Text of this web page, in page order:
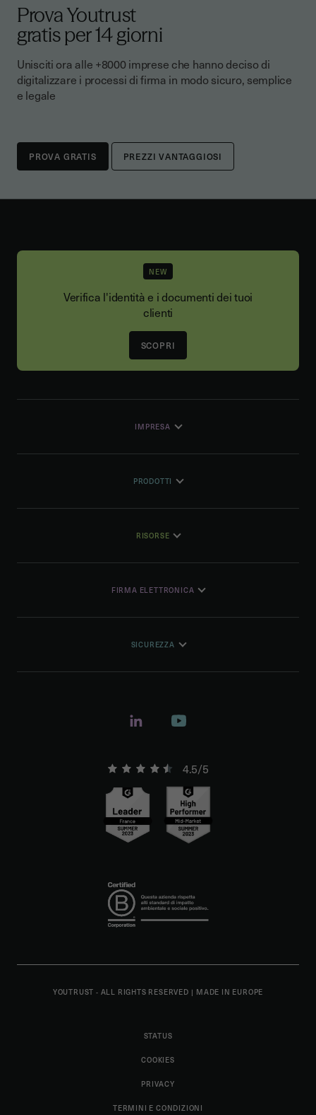
Prova Youtrust
gratis per 14 giorni
Unisciti ora alle +8000 imprese che hanno deciso di
digitalizzare i processi di firma in modo sicuro, semplice
e legale
PREZZI VANTAGGIOSI
NEW
Verifica l'identità e i documenti dei tuoi
clienti
SCOPRI
IMPRESA
PRODOTTI
RISORSE
FIRMA ELETTRONICA
SICUREZZA
4.5/5
YOUTRUST - ALL RIGHTS RESERVED | MADE IN EUROPE
STATUS
COOKIES
PRIVACY
TERMINI E CONDIZIONI